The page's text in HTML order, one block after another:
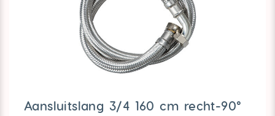
Aansluitslang 3/4 160 cm recht-90°